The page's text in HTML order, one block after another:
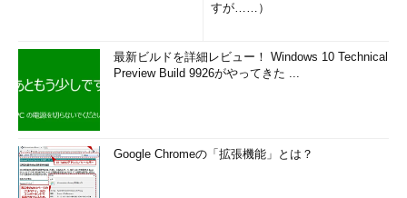
すが……）
最新ビルドを詳細レビュー！ Windows 10 Technical
Preview Build 9926がやってきた ...
Google Chromeの「拡張機能」とは？